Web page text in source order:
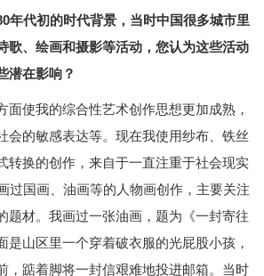
年代初的时代背景，当时中国很多城市里
歌、绘画和摄影等活动，您认为这些活动
潜在影响？
面使我的综合性艺术创作思想更加成熟，
会的敏感表达等。现在我使用纱布、铁丝
转换的创作，来自于一直注重于社会现实
过国画、油画等的人物画创作，主要关注
题材。我画过一张油画，题为《一封寄往
是山区里一个穿着破衣服的光屁股小孩，
，踮着脚将一封信艰难地投进邮箱。当时